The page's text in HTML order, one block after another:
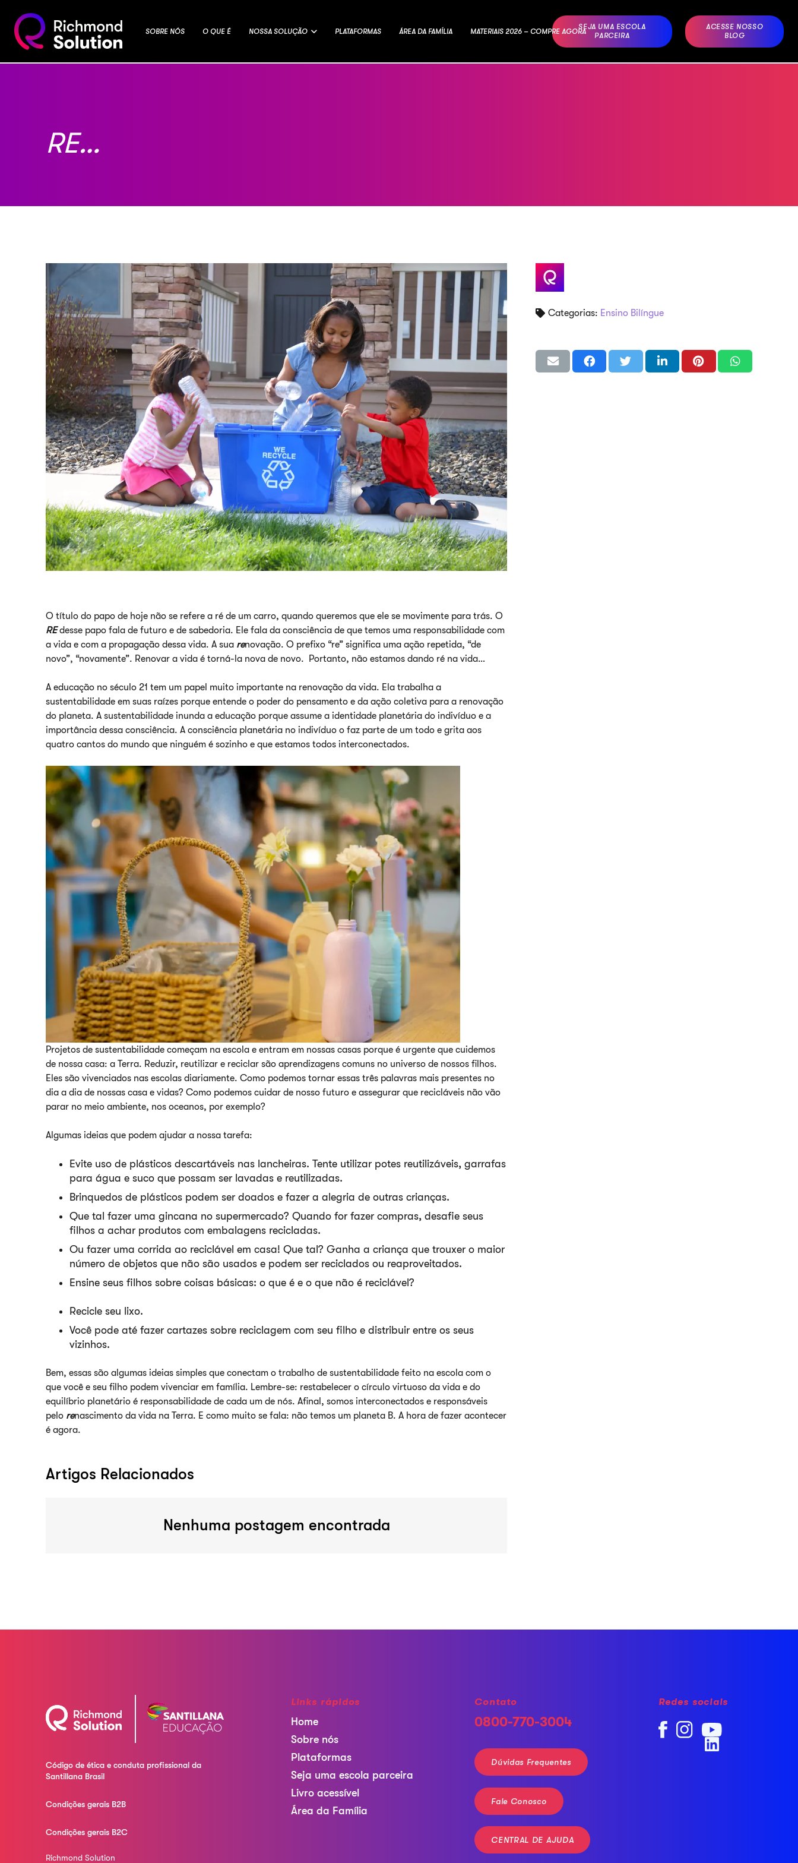
SOBRE NÓS O QUE É NOSSA SOLUÇÃO PLATAFORMAS ÁREA DA FAMÍLIA MATERIAIS 2026 – COMPRE AGORA
SEJA UMA ESCOLA
PARCEIRA
ACESSE NOSSO
BLOG
RE…
O título do papo de hoje não se refere a ré de um carro, quando queremos que ele se movimente para trás. O
REdesse papo fala de futuro e de sabedoria. Ele fala da consciência de que temos uma responsabilidade com
a vida e com a propagação dessa vida. A sua renovação. O prefixo “re” significa uma ação repetida, “de
novo”, “novamente”. Renovar a vida é torná-la nova de novo. Portanto, não estamos dando ré na vida…
A educação no século 21 tem um papel muito importante na renovação da vida. Ela trabalha a
sustentabilidade em suas raízes porque entende o poder do pensamento e da ação coletiva para a renovação
do planeta. A sustentabilidade inunda a educação porque assume a identidade planetária do indivíduo e a
importância dessa consciência. A consciência planetária no indivíduo o faz parte de um todo e grita aos
quatro cantos do mundo que ninguém é sozinho e que estamos todos interconectados.
Projetos de sustentabilidade começam na escola e entram em nossas casas porque é urgente que cuidemos
de nossa casa: a Terra. Reduzir, reutilizar e reciclar são aprendizagens comuns no universo de nossos filhos.
Eles são vivenciados nas escolas diariamente. Como podemos tornar essas três palavras mais presentes no
dia a dia de nossas casa e vidas? Como podemos cuidar de nosso futuro e assegurar que recicláveis não vão
parar no meio ambiente, nos oceanos, por exemplo?
Algumas ideias que podem ajudar a nossa tarefa:
Evite uso de plásticos descartáveis nas lancheiras. Tente utilizar potes reutilizáveis, garrafas
para água e suco que possam ser lavadas e reutilizadas.
Brinquedos de plásticos podem ser doados e fazer a alegria de outras crianças.
Que tal fazer uma gincana no supermercado? Quando for fazer compras, desafie seus
filhos a achar produtos com embalagens recicladas.
Ou fazer uma corrida ao reciclável em casa! Que tal? Ganha a criança que trouxer o maior
número de objetos que não são usados e podem ser reciclados ou reaproveitados.
Ensine seus filhos sobre coisas básicas: o que é e o que não é reciclável?
Recicle seu lixo.
Você pode até fazer cartazes sobre reciclagem com seu filho e distribuir entre os seus
vizinhos.
Bem, essas são algumas ideias simples que conectam o trabalho de sustentabilidade feito na escola com o
que você e seu filho podem vivenciar em família. Lembre-se: restabelecer o círculo virtuoso da vida e do
equilíbrio planetário é responsabilidade de cada um de nós. Afinal, somos interconectados e responsáveis
pelo renascimento da vida na Terra. E como muito se fala: não temos um planeta B. A hora de fazer acontecer
é agora.
Artigos Relacionados
Nenhuma postagem encontrada
Categorias: Ensino Bilíngue
Código de ética e conduta profissional da
Santillana Brasil
Condições gerais B2B
Condições gerais B2C
Richmond Solution
Links rápidos
Home
Sobre nós
Plataformas
Seja uma escola parceira
Livro acessível
Área da Família
Contato
0800-770-3004
Dúvidas Frequentes
Fale Conosco
CENTRAL DE AJUDA
Redes sociais